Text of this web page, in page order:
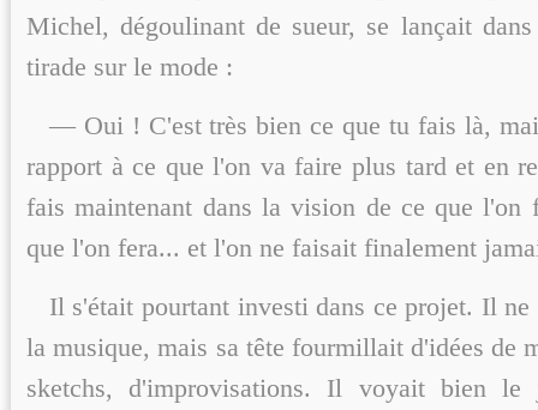
Michel, dégoulinant de sueur, se lançait
tirade sur le mode :
— Oui ! C'est très bien ce que tu fais là,
rapport à ce que l'on va faire plus tard et en
fais maintenant dans la vision de ce que l'on
que l'on fera... et l'on ne faisait finalement
Il s'était pourtant investi dans ce projet. Il ne
la musique, mais sa tête fourmillait d'idées de
sketchs, d'improvisations. Il voyait bien le